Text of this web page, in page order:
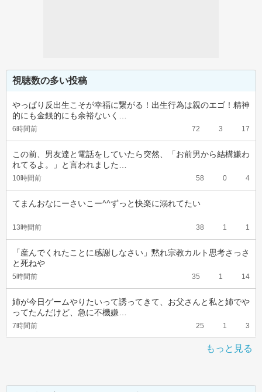
視聴数の多い投稿
やっぱり反出生こそが幸福に繋がる！出生行為は親のエゴ！精神
的にも金銭的にも余裕ないく…
6時間前 72 3 17
この前、男友達と電話をしていたら突然、「お前男から結構嫌わ
れてるよ。」と言われました…
10時間前 58 0 4
てまんおなにーさいこー^^ずっと快楽に溺れてたい
13時間前 38 1 1
「産んでくれたことに感謝しなさい」黙れ宗教カルト思考さっさ
と死ねや
5時間前 35 1 14
姉が今日ゲームやりたいって誘ってきて、お父さんと私と姉でや
ってたんだけど、急に不機嫌…
7時間前 25 1 3
もっと見る